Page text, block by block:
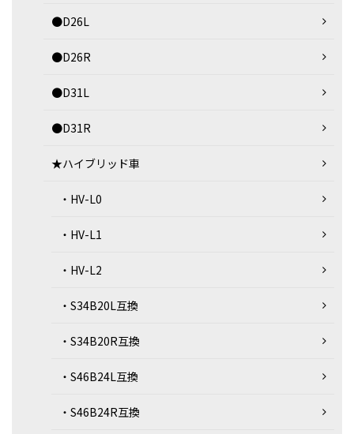
●D26L
●D26R
●D31L
●D31R
★ハイブリッド車
・HV-L0
・HV-L1
・HV-L2
・S34B20L互換
・S34B20R互換
・S46B24L互換
・S46B24R互換